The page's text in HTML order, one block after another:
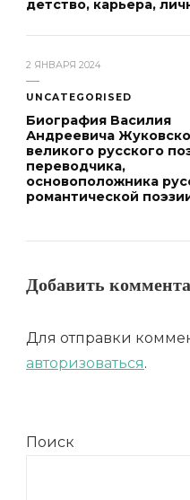
детство, карьера,
2 ЯНВАРЯ 2024
UNCATEGORISED
Биография Василия
Андреевича
великого русского
переводчика,
основоположника
романтической
Добавить
Для отправки
авторизоваться.
Поиск